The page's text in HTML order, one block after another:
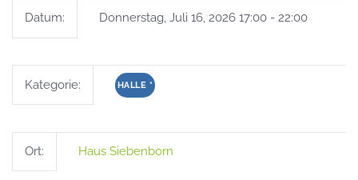
Datum: Donnerstag, Juli 16, 2026 17:00 - 22:00
Kategorie: HALLE *
Ort: Haus Siebenborn